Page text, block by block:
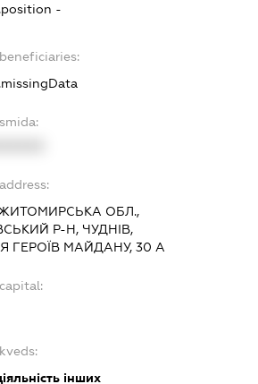
-
ЖИТОМИРСЬКА ОБЛ.,
Р-Н, ЧУДНІВ,
ГЕРОЇВ МАЙДАНУ, 30 А
інших